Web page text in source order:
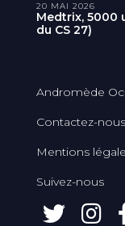
Medtrix, 5000
du CS 27)
20 MAI 2026
Andromède
Contactez-nous
Mentions
Suivez-nous